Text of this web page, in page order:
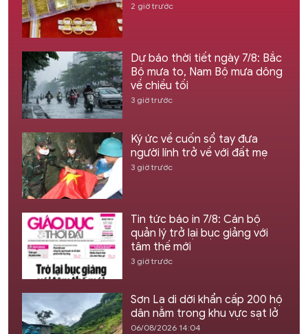
2 giờ trước
Dự báo thời tiết ngày 7/8: Bắc
Bộ mưa to, Nam Bộ mưa dông
về chiều tối
3 giờ trước
Ký ức về cuốn sổ tay đưa
người lính trở về với đất mẹ
3 giờ trước
Tin tức báo in 7/8: Cán bộ
quản lý trở lại bục giảng với
tâm thế mới
3 giờ trước
Sơn La di dời khẩn cấp 200 hộ
dân nằm trong khu vực sạt lở
06/08/2026 14:04